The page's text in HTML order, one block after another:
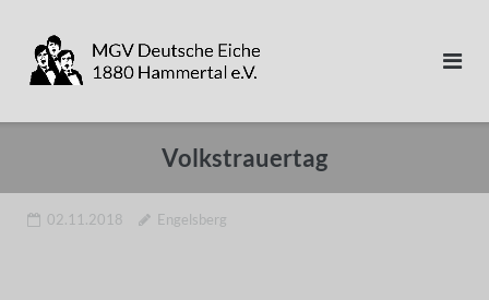
Inhalt
Volkstrauertag
02.11.2018 Engelsberg